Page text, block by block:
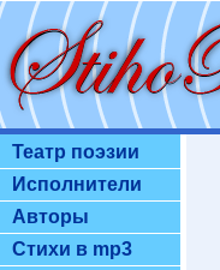
Театр поэзии
Исполнители
Авторы
Стихи в mp3